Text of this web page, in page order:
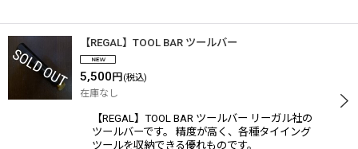
【REGAL】TOOL BAR ツールバー
5,500 円 (税込)
在庫なし
【REGAL】TOOL BAR ツールバー リーガル社の
ツールバーです。 精度が高く、各種タイイング
ツールを収納できる優れものです。